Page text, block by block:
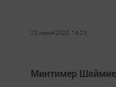
22 июня 2020, 16:23
Минтимер